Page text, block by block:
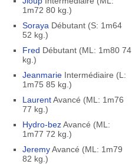
1m72 80 kg.)
Soraya Débutant (S: 1m64
52 kg.)
Fred Débutant (ML: 1m80 74
kg.)
JeanmarieIntermédiaire (L:
1m75 85 kg.)
LaurentAvancé (ML: 1m76
77 kg.)
Hydro-bezAvancé (ML:
1m77 72 kg.)
JeremyAvancé (ML: 1m79
82 kg.)